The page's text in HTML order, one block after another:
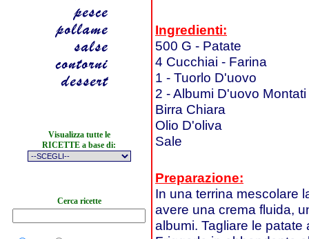
Visualizza tutte le
RICETTE a base di:
Cerca ricette
Ingredienti:
500 G - Patate
4 Cucchiai - Farina
1 - Tuorlo D'uovo
2 - Albumi D'uovo
Birra Chiara
Olio D'oliva
Sale
Preparazione:
In una terrina mescolare
avere una crema fluida,
albumi. Tagliare le